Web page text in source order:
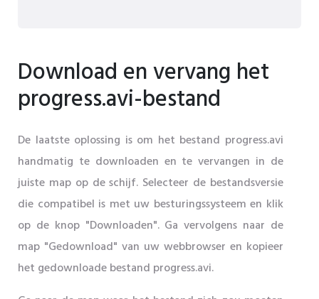
Download en vervang het
progress.avi-bestand
De laatste oplossing is om het bestand progress.avi
handmatig te downloaden en te vervangen in de
juiste map op de schijf. Selecteer de bestandsversie
die compatibel is met uw besturingssysteem en klik
op de knop "Downloaden". Ga vervolgens naar de
map "Gedownload" van uw webbrowser en kopieer
het gedownloade bestand progress.avi.